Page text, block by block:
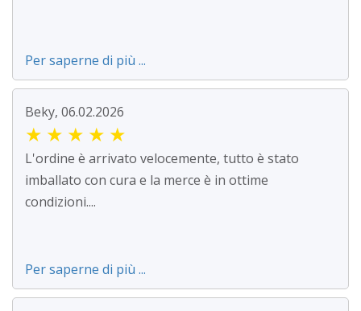
Per saperne di più ...
Beky, 06.02.2026
★ ★ ★ ★ ★
L'ordine è arrivato velocemente, tutto è stato
imballato con cura e la merce è in ottime
condizioni....
Per saperne di più ...